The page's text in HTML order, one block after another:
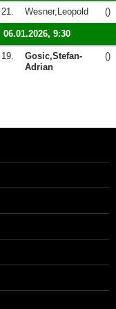
21. Wesner,Leopold ()
9:30
19.
Gosic,Stefan-
Adrian
()